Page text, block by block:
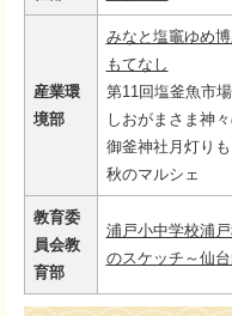
産業環
境部
みなと塩竈ゆめ
もてなし
第11回塩釜魚市
しおがまさま神
御釜神社月灯り
秋のマルシェ
教育委
員会教
育部
浦戸小中学校浦
のスケッチ～仙台